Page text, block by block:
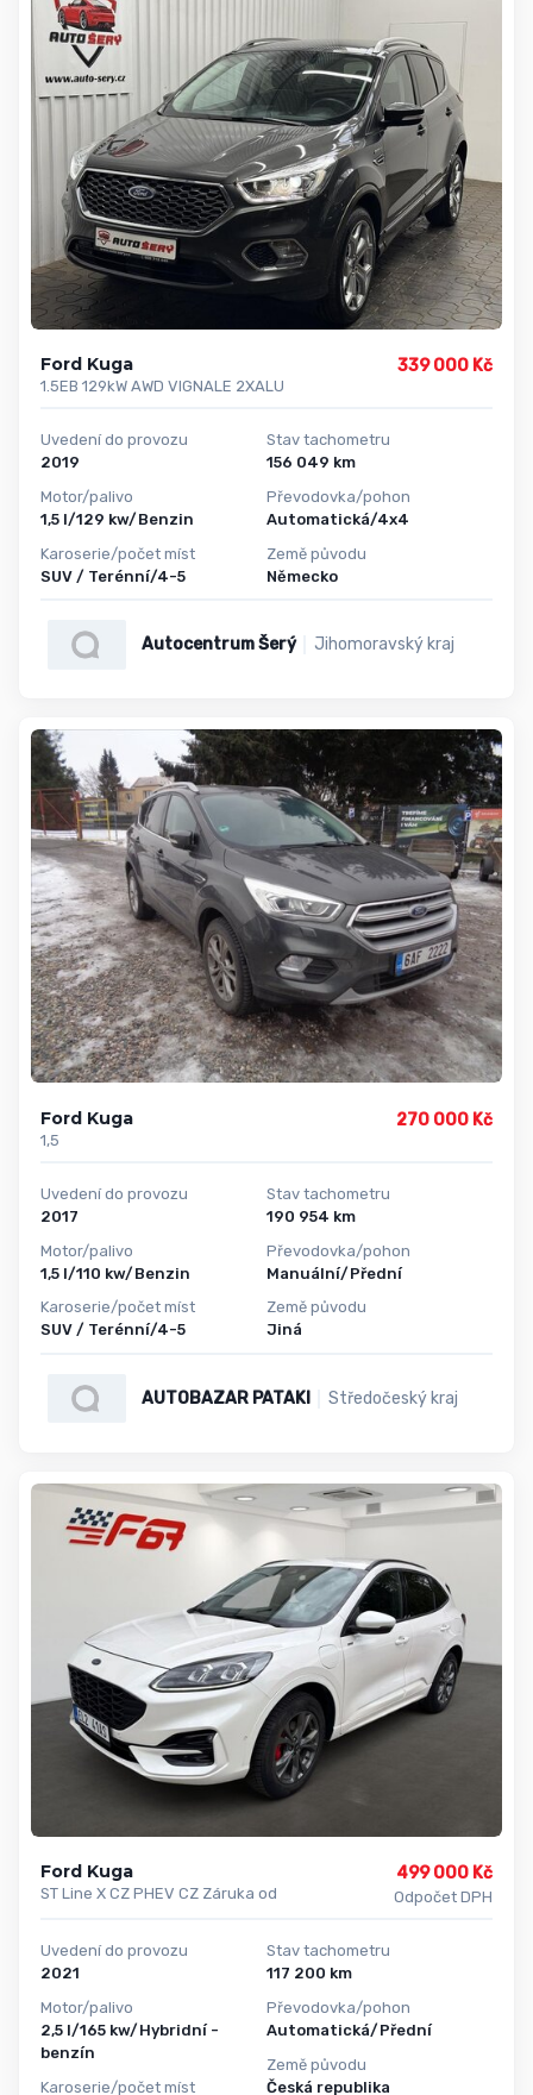
Ford Kuga
1.5EB 129kW AWD VIGNALE 2XALU
339 000 Kč
Uvedení do provozu
2019
Motor/palivo
1,5 l/129 kw/Benzin
Karoserie/počet míst
SUV / Terénní/4-5
Stav tachometru
156 049 km
Převodovka/pohon
Automatická/4x4
Země původu
Německo
Autocentrum Šerý Jihomoravský kraj
Ford Kuga
1,5
270 000 Kč
Uvedení do provozu
2017
Motor/palivo
1,5 l/110 kw/Benzin
Karoserie/počet míst
SUV / Terénní/4-5
Stav tachometru
190 954 km
Převodovka/pohon
Manuální/Přední
Země původu
Jiná
AUTOBAZAR PATAKI Středočeský kraj
Ford Kuga
ST Line X CZ PHEV CZ Záruka od
499 000 Kč
Odpočet DPH
Uvedení do provozu
2021
Motor/palivo
2,5 l/165 kw/Hybridní -
benzín
Karoserie/počet míst
Stav tachometru
117 200 km
Převodovka/pohon
Automatická/Přední
Země původu
Česká republika